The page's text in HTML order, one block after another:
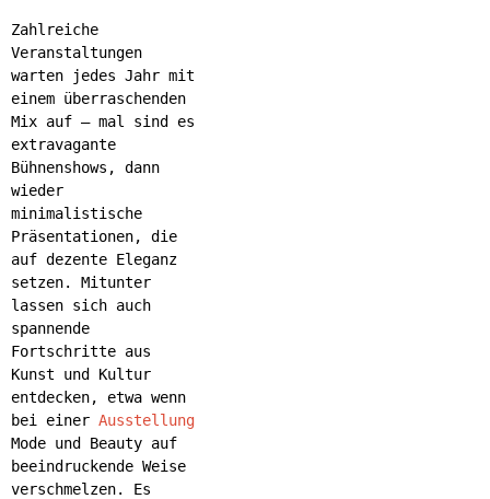
Zahlreiche
Veranstaltungen
warten jedes Jahr mit
einem überraschenden
Mix auf – mal sind es
extravagante
Bühnenshows, dann
wieder
minimalistische
Präsentationen, die
auf dezente Eleganz
setzen. Mitunter
lassen sich auch
spannende
Fortschritte aus
Kunst und Kultur
entdecken, etwa wenn
bei einer Ausstellung
Mode und Beauty auf
beeindruckende Weise
verschmelzen. Es